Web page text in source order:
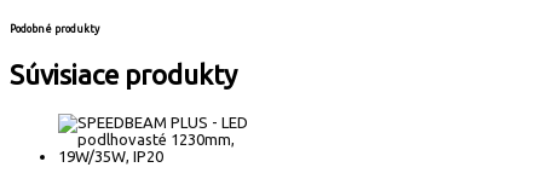
Podobné produkty
Súvisiace produkty